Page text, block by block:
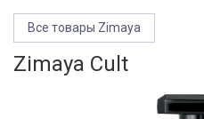
Все товары Zimaya
Zimaya Cult